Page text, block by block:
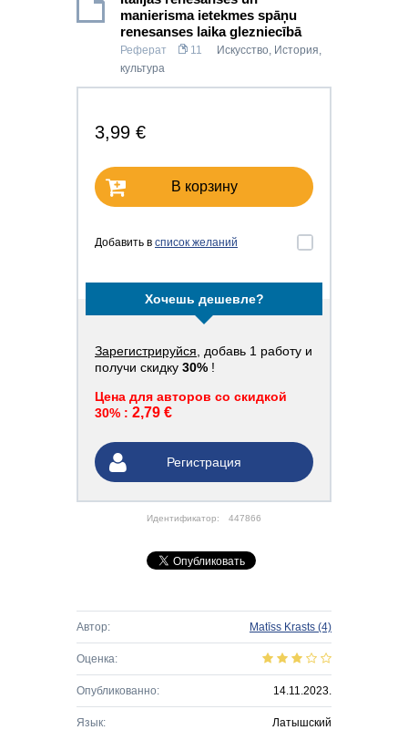
manierisma ietekmes spāņu
renesanses laika glezniecībā
Реферат 11 Искусство, История,
культура
3,99 €
В корзину
Добавить в список желаний
Хочешь дешевле?
Зарегистрируйся , добавь 1 работу и
получи скидку 30% !
Цена для авторов со скидкой
30% : 2,79 €
Регистрация
Идентификатор: 447866
Автор: Matīss Krasts (4)
Оценка:
Опубликованно: 14.11.2023.
Язык: Латышский